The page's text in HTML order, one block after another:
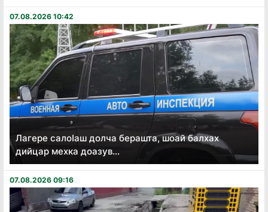
07.08.2026 10:42
Лагере салоӏаш долча берашта, шоай балхах
дийцар мехка доазув...
07.08.2026 09:16